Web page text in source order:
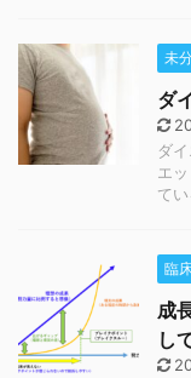
未
ダ
ダ
エ
て
臨
成
し